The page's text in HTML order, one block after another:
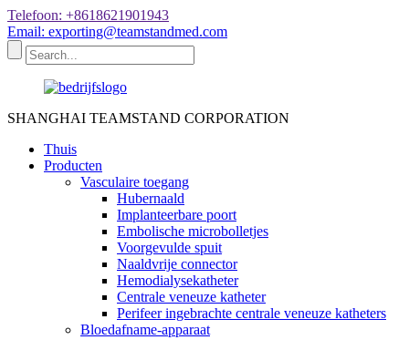
Telefoon: +8618621901943
Email: exporting@teamstandmed.com
SHANGHAI TEAMSTAND CORPORATION
Thuis
Producten
Vasculaire toegang
Hubernaald
Implanteerbare poort
Embolische microbolletjes
Voorgevulde spuit
Naaldvrije connector
Hemodialysekatheter
Centrale veneuze katheter
Perifeer ingebrachte centrale veneuze katheters
Bloedafname-apparaat